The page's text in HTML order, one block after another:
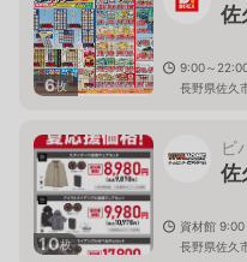
6枚
佐
9:00～
長野県佐久
10枚
ビ
佐
資材館
長野県佐久